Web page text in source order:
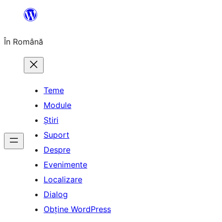
conținut
În Română
Teme
Module
Știri
Suport
Despre
Evenimente
Localizare
Dialog
Obține WordPress